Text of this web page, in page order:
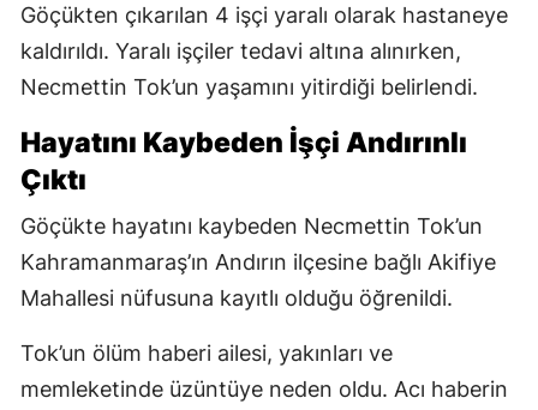
Göçükten çıkarılan 4 işçi yaralı olarak hastaneye
kaldırıldı. Yaralı işçiler tedavi altına alınırken,
Necmettin Tok’un yaşamını yitirdiği belirlendi.
Hayatını Kaybeden İşçi Andırınlı
Çıktı
Göçükte hayatını kaybeden Necmettin Tok’un
Kahramanmaraş’ın Andırın ilçesine bağlı Akifiye
Mahallesi nüfusuna kayıtlı olduğu öğrenildi.
Tok’un ölüm haberi ailesi, yakınları ve
memleketinde üzüntüye neden oldu. Acı haberin